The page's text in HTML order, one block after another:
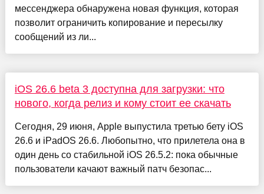
мессенджера обнаружена новая функция, которая
позволит ограничить копирование и пересылку
сообщений из ли...
iOS 26.6 beta 3 доступна для загрузки: что
нового, когда релиз и кому стоит ее скачать
Сегодня, 29 июня, Apple выпустила третью бету iOS
26.6 и iPadOS 26.6. Любопытно, что прилетела она в
один день со стабильной iOS 26.5.2: пока обычные
пользователи качают важный патч безопас...